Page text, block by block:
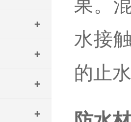
果。
水接
的止